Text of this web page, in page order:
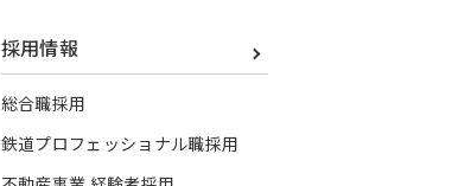
採用情報
総合職採用
鉄道プロフェッショナル職採用